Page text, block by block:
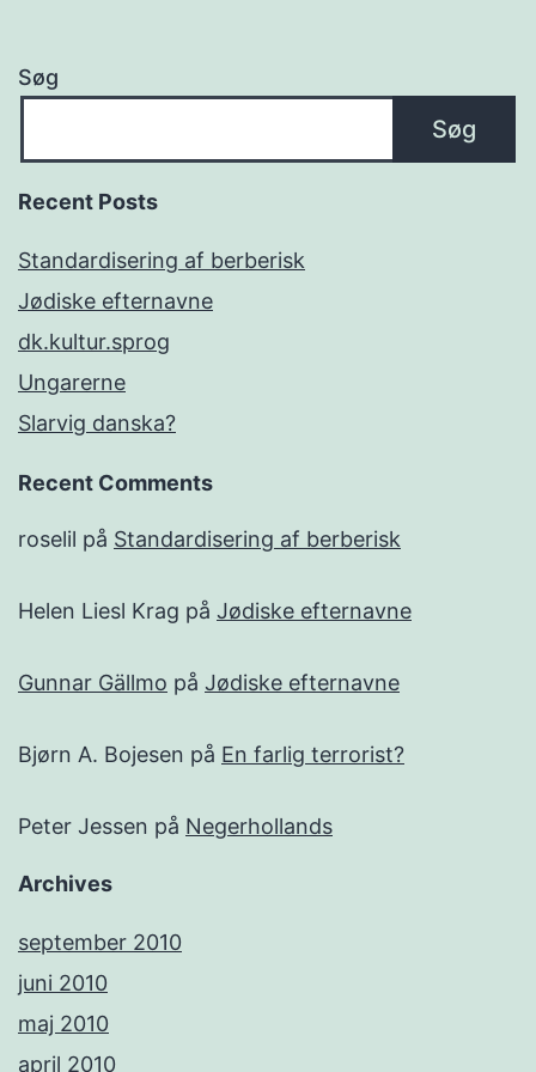
Søg
Søg
Recent Posts
Standardisering af berberisk
Jødiske efternavne
dk.kultur.sprog
Ungarerne
Slarvig danska?
Recent Comments
roselil på Standardisering af berberisk
Helen Liesl Krag på Jødiske efternavne
Gunnar Gällmo på Jødiske efternavne
Bjørn A. Bojesen på En farlig terrorist?
Peter Jessen på Negerhollands
Archives
september 2010
juni 2010
maj 2010
april 2010